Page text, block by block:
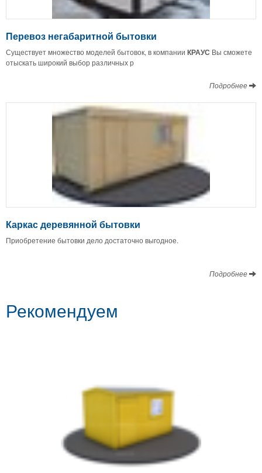
Перевоз негабаритной бытовки
Существует множество моделей бытовок, в компании КРАУС Вы сможете
отыскать широкий выбор различных р
Подробнее
Каркас деревянной бытовки
Приобретение бытовки дело достаточно выгодное.
Подробнее
Рекомендуем